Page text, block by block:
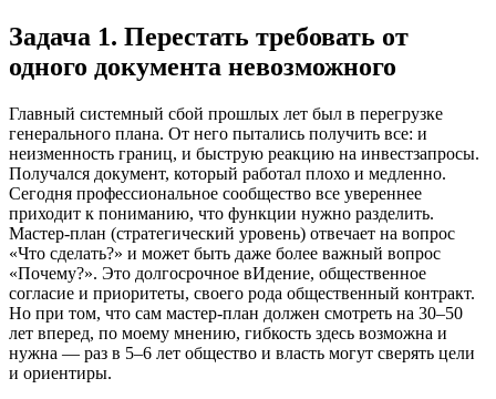
Задача 1. Перестать требовать от
одного документа невозможного
Главный системный сбой прошлых лет был в перегрузке
генерального плана. От него пытались получить все: и
неизменность границ, и быструю реакцию на инвестзапросы.
Получался документ, который работал плохо и медленно.
Сегодня профессиональное сообщество все увереннее
приходит к пониманию, что функции нужно разделить.
Мастер-план (стратегический уровень) отвечает на вопрос
«Что сделать?» и может быть даже более важный вопрос
«Почему?». Это долгосрочное вИдение, общественное
согласие и приоритеты, своего рода общественный контракт.
Но при том, что сам мастер-план должен смотреть на 30–50
лет вперед, по моему мнению, гибкость здесь возможна и
нужна — раз в 5–6 лет общество и власть могут сверять цели
и ориентиры.